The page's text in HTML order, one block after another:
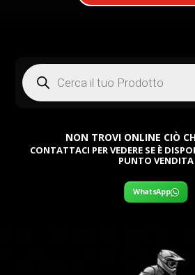
Products
search
NON TROVI ONLINE CIÒ
CONTATTACI PER VEDERE SE È
PUNTO VENDITA
WhatsApp